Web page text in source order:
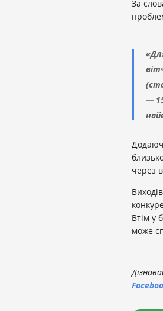
За
—
через
Втім у
може